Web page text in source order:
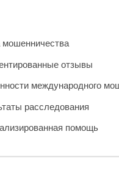
отзывы
международного
расследования
помощь